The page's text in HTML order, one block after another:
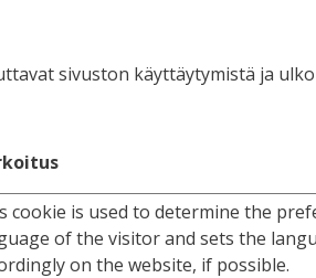
sivuston käyttäytymistä ja
cookie is used to determine the
of the visitor and sets the
on the website, if possible.